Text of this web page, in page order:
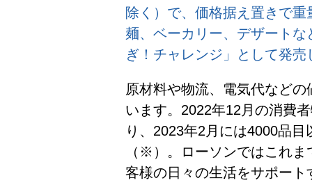
除く）で、価格据え置きで
麺、ベーカリー、デザート
ぎ！チャレンジ」として発売
原材料や物流、電気代など
います。2022年12月の消費
り、2023年2月には4000品
（※）。ローソンではこれ
客様の日々の生活をサポー